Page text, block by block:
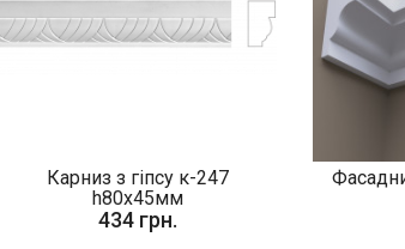
Карниз з гіпсу к-247
h80х45мм
434 грн.